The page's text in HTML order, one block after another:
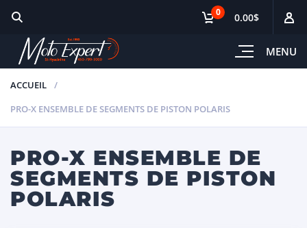
MENU
0 0.00$
ACCUEIL
PRO-X ENSEMBLE DE SEGMENTS DE PISTON POLARIS
PRO-X ENSEMBLE DE
SEGMENTS DE PISTON
POLARIS